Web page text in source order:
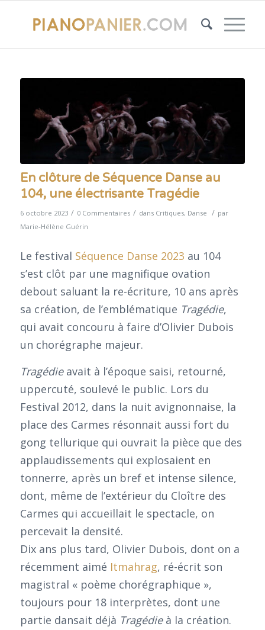
En clôture de Séquence Danse au
104, une électrisante Tragédie
6 octobre 2023 / 0 Commentaires / dans Critiques, Danse / par
Marie-Hélène Guérin
Le festival Séquence Danse 2023 au 104
s’est clôt par une magnifique ovation
debout saluant la re-écriture, 10 ans après
sa création, de l’emblématique Tragédie,
qui avait concouru à faire d’Olivier Dubois
un chorégraphe majeur.
Tragédieavait à l’époque saisi, retourné,
uppercuté, soulevé le public. Lors du
Festival 2012, dans la nuit avignonnaise, la
place des Carmes résonnait aussi fort du
gong tellurique qui ouvrait la pièce que des
applaudissements qui explosaient en
tonnerre, après un bref et intense silence,
dont, même de l’extérieur du Cloître des
Carmes qui accueillait le spectacle, on
percevait la densité.
Dix ans plus tard, Olivier Dubois, dont on a
récemment aimé Itmahrag, ré-écrit son
magistral « poème chorégraphique »,
toujours pour 18 interprètes, dont une
partie dansait déjà Tragédieà la création.